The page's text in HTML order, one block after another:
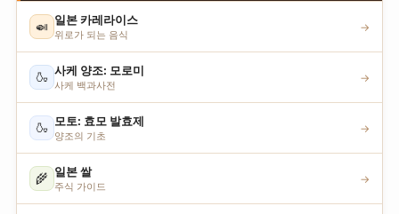
🍛 일본 카레라이스
위로가 되는 음식
→
🍶 사케 양조: 모로미
사케 백과사전
→
🍶 모토: 효모 발효제
양조의 기초
→
🌾 일본 쌀
주식 가이드
→